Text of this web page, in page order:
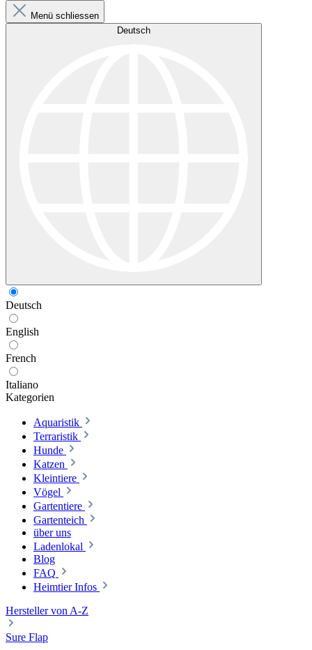
Menü schliessen
Deutsch
Deutsch
English
French
Italiano
Kategorien
Aquaristik
Terraristik
Hunde
Katzen
Kleintiere
Vögel
Gartentiere
Gartenteich
über uns
Ladenlokal
Blog
FAQ
Heimtier Infos
Hersteller von A-Z
Sure Flap